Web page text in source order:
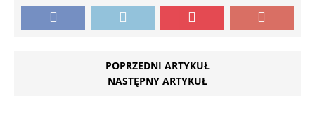
POPRZEDNI ARTYKUŁ
NASTĘPNY ARTYKUŁ